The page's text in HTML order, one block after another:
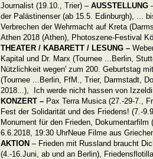
Journalist (19.10., Trier) – AUSSTELLUNG
der Palästinenser (ab 15.5. Edinburgh), ...
Verbrechen der Wehrmacht auf Kreta
Athen 2018 (Athen), Photoszene-Festival
THEATER / KABARETT / LESUNG –
Kapital und Dr. Marx (Tournee ...Berlin,
Nützlichkeit wegen' zum 200. Geburtstag
(Tournee ...Berlin, FfM., Trier, Darmstadt,
2018...), Ich werde nicht hassen von
KONZERT – Pax Terra Musica (27.-29-7.,
Fest der Solidarität und des Friedens! (7.-
Monument für den Frieden, Dokumentarfilm
6.6.2018, 19:30 UhrNeue Filme aus
AKTION – Frieden mit Russland braucht
(4.-16.Juni, ab und an Berlin),